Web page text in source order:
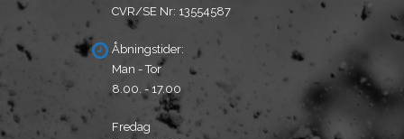
CVR/SE Nr: 13554587
Åbningstider:
Man - Tor
8.00. - 17.00
Fredag